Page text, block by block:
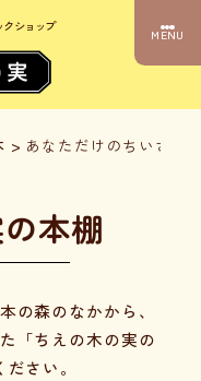
ショップ
MENU
> あなただけのちいさな
本棚
の森のなかから、
「ちえの木の実の
さい。